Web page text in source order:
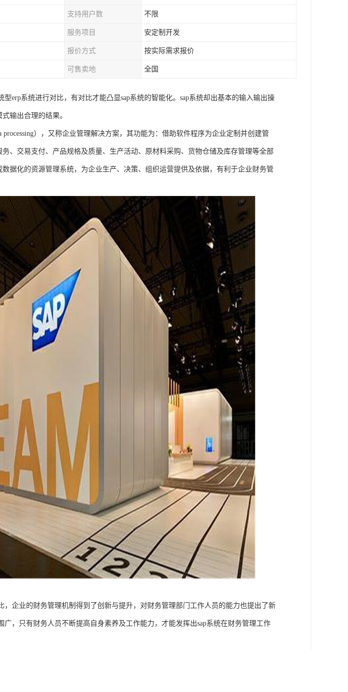
支持用户数 不限
服务项目 安定制开发
报价方式 按实际需求报价
可售卖地 全国
erp系统进行对比，有对比才能凸显sap系统的智能化。sap系统却出基本的输入输出操
输出合理的结果。
processing），又称企业管理解决方案，其功能为：借助软件程序为企业定制并创建管
、交易支付、产品规格及质量、生产活动、原材料采购、货物仓储及库存管理等全部
据化的资源管理系统，为企业生产、决策、组织运营提供及依据，有利于企业财务管
，企业的财务管理机制得到了创新与提升，对财务管理部门工作人员的能力也提出了新
广，只有财务人员不断提高自身素养及工作能力，才能发挥出sap系统在财务管理工作